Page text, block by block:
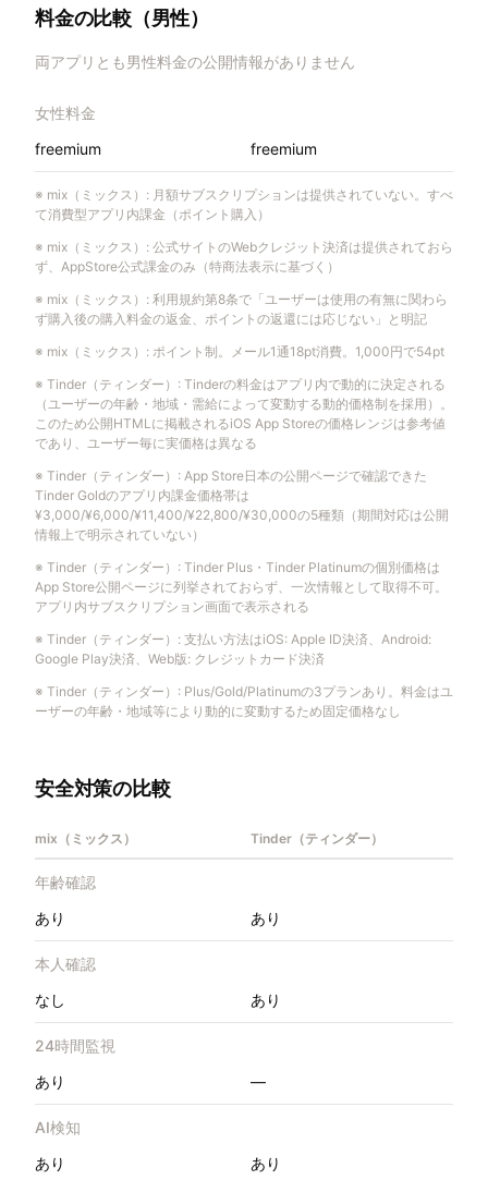
料金の比較（男性）
両アプリとも男性料金の公開情報がありません
女性料金
freemium
freemium
※ mix（ミックス） : 月額サブスクリプションは提供されていない。すべ
て消費型アプリ内課金（ポイント購入）
※ mix（ミックス） : 公式サイトのWebクレジット決済は提供されておら
ず、AppStore公式課金のみ（特商法表示に基づく）
※ mix（ミックス） : 利用規約第8条で「ユーザーは使用の有無に関わら
ず購入後の購入料金の返金、ポイントの返還には応じない」と明記
※ mix（ミックス） : ポイント制。メール1通18pt消費。1,000円で54pt
※ Tinder（ティンダー） : Tinderの料金はアプリ内で動的に決定される
（ユーザーの年齢・地域・需給によって変動する動的価格制を採用）。
このため公開HTMLに掲載されるiOS App Storeの価格レンジは参考値
であり、ユーザー毎に実価格は異なる
※ Tinder（ティンダー） : App Store日本の公開ページで確認できた
Tinder Goldのアプリ内課金価格帯は
¥3,000/¥6,000/¥11,400/¥22,800/¥30,000の5種類（期間対応は公開
情報上で明示されていない）
※ Tinder（ティンダー） : Tinder Plus・Tinder Platinumの個別価格は
App Store公開ページに列挙されておらず、一次情報として取得不可。
アプリ内サブスクリプション画面で表示される
※ Tinder（ティンダー） : 支払い方法はiOS: Apple ID決済、Android:
Google Play決済、Web版: クレジットカード決済
※ Tinder（ティンダー） : Plus/Gold/Platinumの3プランあり。料金はユ
ーザーの年齢・地域等により動的に変動するため固定価格なし
安全対策の比較
mix（ミックス） Tinder（ティンダー）
年齢確認
あり
あり
本人確認
なし
あり
24時間監視
あり
—
AI検知
あり
あり